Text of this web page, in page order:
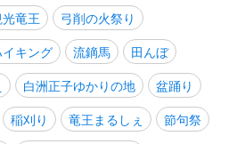
竜王
弓削の火祭り
キング
流鏑馬
田んぼ
白洲正子ゆかりの地
盆踊り
稲刈り
竜王まるしぇ
節句祭